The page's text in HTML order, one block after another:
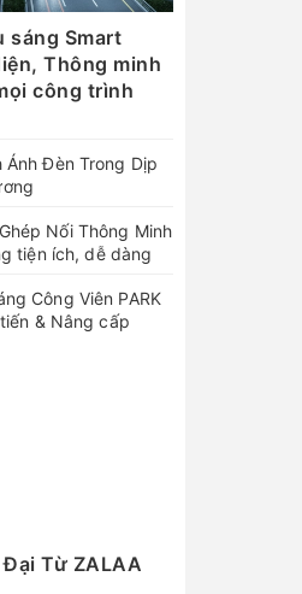
sáng Smart
Thông minh
công trình
Ánh Đèn Trong Dịp
Nối Thông Minh
tiện ích, dễ dàng
Công Viên PARK
& Nâng cấp
Đại Từ ZALAA